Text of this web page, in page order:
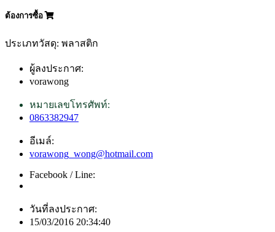
ต้องการซื้อ
ประเภทวัสดุ: พลาสติก
ผู้ลงประกาศ:
vorawong
หมายเลขโทรศัพท์:
0863382947
อีเมล์:
vorawong_wong@hotmail.com
Facebook / Line:
วันที่ลงประกาศ:
15/03/2016 20:34:40